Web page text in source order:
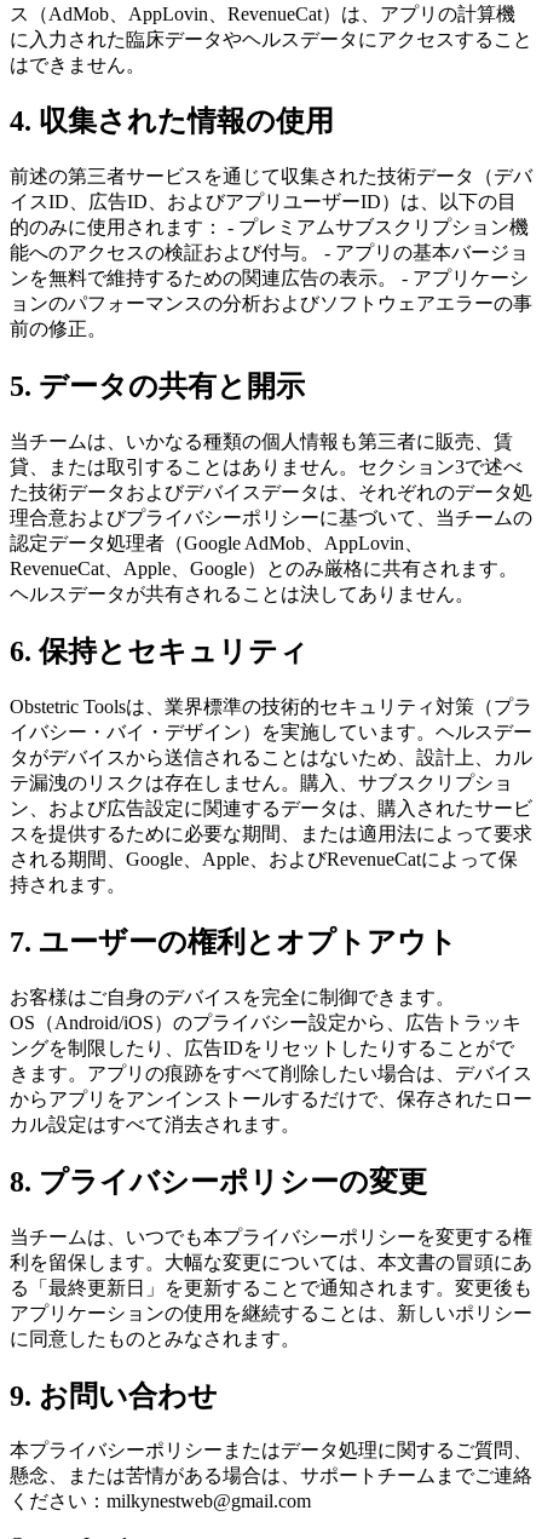
ス（AdMob、AppLovin、RevenueCat）は、アプリの計算機
に入力された臨床データやヘルスデータにアクセスすること
はできません。
4. 収集された情報の使用
前述の第三者サービスを通じて収集された技術データ（デバ
イスID、広告ID、およびアプリユーザーID）は、以下の目
的のみに使用されます： - プレミアムサブスクリプション機
能へのアクセスの検証および付与。 - アプリの基本バージョ
ンを無料で維持するための関連広告の表示。 - アプリケーシ
ョンのパフォーマンスの分析およびソフトウェアエラーの事
前の修正。
5. データの共有と開示
当チームは、いかなる種類の個人情報も第三者に販売、賃
貸、または取引することはありません。セクション3で述べ
た技術データおよびデバイスデータは、それぞれのデータ処
理合意およびプライバシーポリシーに基づいて、当チームの
認定データ処理者（Google AdMob、AppLovin、
RevenueCat、Apple、Google）とのみ厳格に共有されます。
ヘルスデータが共有されることは決してありません。
6. 保持とセキュリティ
Obstetric Toolsは、業界標準の技術的セキュリティ対策（プラ
イバシー・バイ・デザイン）を実施しています。ヘルスデー
タがデバイスから送信されることはないため、設計上、カル
テ漏洩のリスクは存在しません。購入、サブスクリプショ
ン、および広告設定に関連するデータは、購入されたサービ
スを提供するために必要な期間、または適用法によって要求
される期間、Google、Apple、およびRevenueCatによって保
持されます。
7. ユーザーの権利とオプトアウト
お客様はご自身のデバイスを完全に制御できます。
OS（Android/iOS）のプライバシー設定から、広告トラッキ
ングを制限したり、広告IDをリセットしたりすることがで
きます。アプリの痕跡をすべて削除したい場合は、デバイス
からアプリをアンインストールするだけで、保存されたロー
カル設定はすべて消去されます。
8. プライバシーポリシーの変更
当チームは、いつでも本プライバシーポリシーを変更する権
利を留保します。大幅な変更については、本文書の冒頭にあ
る「最終更新日」を更新することで通知されます。変更後も
アプリケーションの使用を継続することは、新しいポリシー
に同意したものとみなされます。
9. お問い合わせ
本プライバシーポリシーまたはデータ処理に関するご質問、
懸念、または苦情がある場合は、サポートチームまでご連絡
ください： milkynestweb@gmail.com